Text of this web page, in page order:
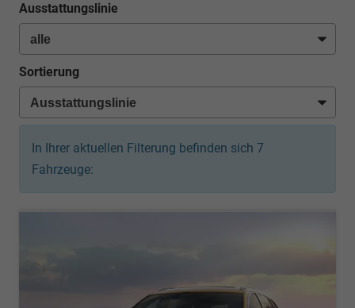
Ausstattungslinie
Sortierung
In Ihrer aktuellen Filterung befinden sich 7
Fahrzeuge: